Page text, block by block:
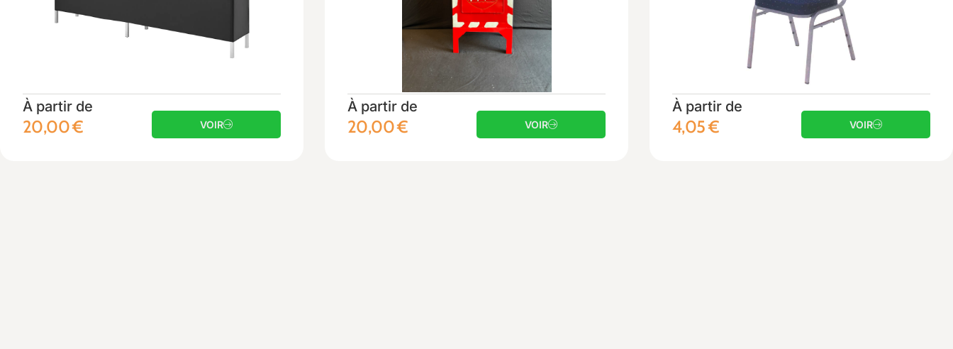
À partir de
20,00€ VOIR
À partir de
20,00€ VOIR
À partir de
4,05€ VOIR